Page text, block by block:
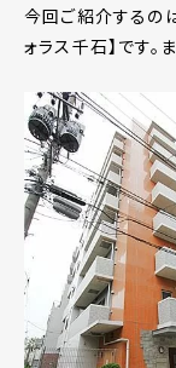
今回ご紹介するの
ォラス千石】です